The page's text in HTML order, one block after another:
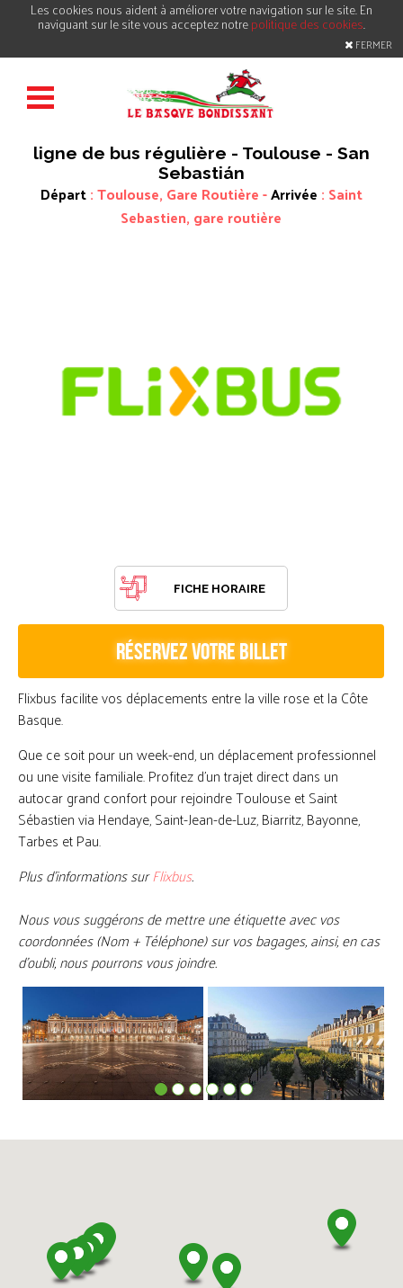
Les cookies nous aident à améliorer votre navigation sur le site. En
naviguant sur le site vous acceptez notrepolitique des cookies.
FERMER
ligne de bus régulière - Toulouse - San
Sebastián
Départ: Toulouse, Gare Routière -Arrivée : Saint
Sebastien, gare routière
FICHE HORAIRE
RÉSERVEZ VOTRE BILLET
Flixbus facilite vos déplacements entre la ville rose et la Côte
Basque.
Que ce soit pour un week-end, un déplacement professionnel
ou une visite familiale. Profitez d'un trajet direct dans un
autocar grand confort pour rejoindre Toulouse et Saint
Sébastien via Hendaye, Saint-Jean-de-Luz, Biarritz, Bayonne,
Tarbes et Pau.
Plus d'informations surFlixbus.
Nous vous suggérons de mettre une étiquette avec vos
coordonnées (Nom + Téléphone) sur vos bagages, ainsi, en cas
d'oubli, nous pourrons vous joindre.